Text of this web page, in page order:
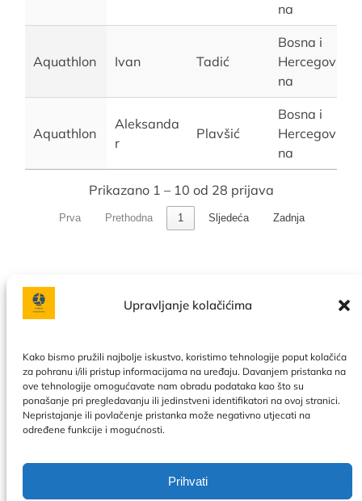
Upravljanje kolačićima
Kako bismo pružili najbolje iskustvo, koristimo tehnologije poput kolačića
za pohranu i/ili pristup informacijama na uređaju. Davanjem pristanka na
ove tehnologije omogućavate nam obradu podataka kao što su
ponašanje pri pregledavanju ili jedinstveni identifikatori na ovoj stranici.
Nepristajanje ili povlačenje pristanka može negativno utjecati na
određene funkcije i mogućnosti.
Prihvati
na
Aquathlon Ivan Tadić
Bosna i
Hercegovi
na
Aquathlon
Aleksanda
r
Plavšić
Bosna i
Hercegovi
na
Prikazano 1 – 10 od 28 prijava
Prva Prethodna 1 Sljedeća Zadnja
Facebook
Instagram
Politika privatnosti|Uslovi korištenja|Naše usluge
nama | Kontakt|Kalendar| Politika kolačića